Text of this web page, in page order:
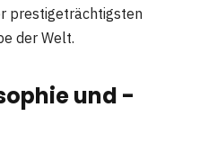
prestigeträchtigsten
der Welt.
und -